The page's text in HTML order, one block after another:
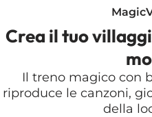
Crea il tuo
Il treno magico con
riproduce le canzoni,
della